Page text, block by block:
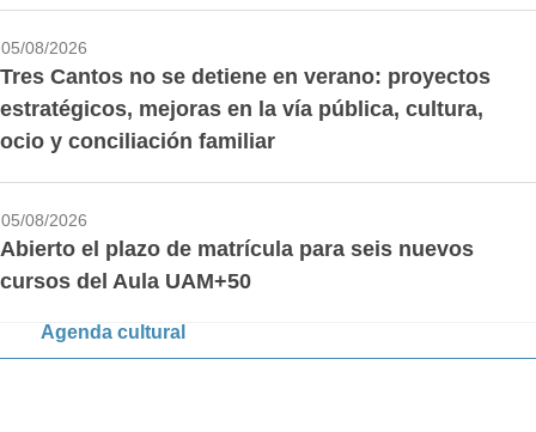
05/08/2026
Tres Cantos no se detiene en verano: proyectos
estratégicos, mejoras en la vía pública, cultura,
ocio y conciliación familiar
05/08/2026
Abierto el plazo de matrícula para seis nuevos
cursos del Aula UAM+50
Agenda cultural